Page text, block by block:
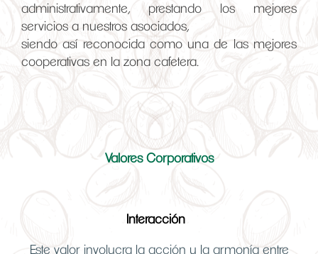
administrativamente, prestando los mejores
servicios a nuestros asociados,
siendo así reconocida como una de las mejores
cooperativas en la zona cafetera.
Valores Corporativos
Interacción
Este valor involucra la acción y la armonía entre